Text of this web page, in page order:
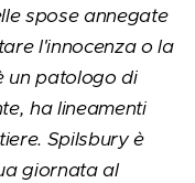
spose annegate
l'innocenza o la
un patologo di
ha lineamenti
Spilsbury è
giornata al